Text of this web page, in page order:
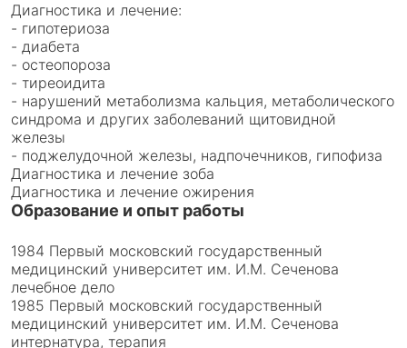
Диагностика и лечение:
- гипотериоза
- диабета
- остеопороза
- тиреоидита
- нарушений метаболизма кальция, метаболического
синдрома и других заболеваний щитовидной
железы
- поджелудочной железы, надпочечников, гипофиза
Диагностика и лечение зоба
Диагностика и лечение ожирения
Образование и опыт работы
1984 Первый московский государственный
медицинский университет им. И.М. Сеченова
лечебное дело
1985 Первый московский государственный
медицинский университет им. И.М. Сеченова
интернатура, терапия